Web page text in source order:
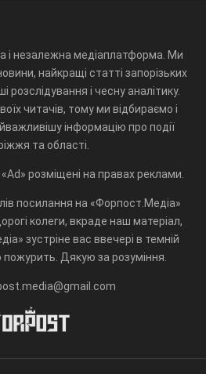
і незалежна медіаплатформа. Ми
найкращі статті запорізьких
розслідування і чесну аналітику.
читачів, тому ми відбираємо і
інформацію про події
та області.
розміщені на правах реклами.
посилання на «Форпост.Медіа»
колеги, вкраде наш матеріал,
зустріне вас ввечері в темній
пожурить. Дякую за розуміння.